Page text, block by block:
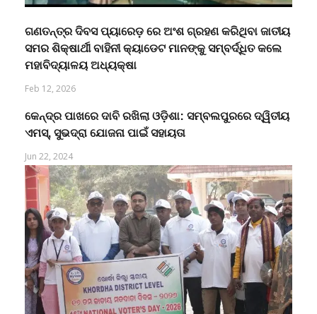
ଗଣତନ୍ତ୍ର ଦିବସ ପ୍ୟାରେଡ଼ ରେ ଅଂଶ ଗ୍ରହଣ କରିଥିବା ଜାତୀୟ
ସମର ଶିକ୍ଷାର୍ଥୀ ବାହିନୀ କ୍ୟାଡେଟ ମାନଙ୍କୁ ସମ୍ବର୍ଦ୍ଧିତ କଲେ
ମହାବିଦ୍ୟାଳୟ ଅଧ୍ୟକ୍ଷା
Feb 12, 2026
କେନ୍ଦ୍ର ପାଖରେ ଦାବି ରଖିଲା ଓଡ଼ିଶା: ସମ୍ବଲପୁରରେ ଦ୍ୱିତୀୟ
ଏମସ୍, ସୁଭଦ୍ରା ଯୋଜନା ପାଇଁ ସହାୟତା
Jun 22, 2024